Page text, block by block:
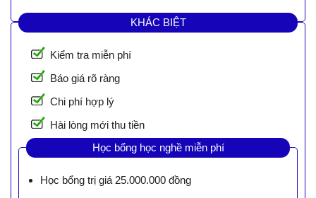
KHÁC BIỆT
Kiểm tra miễn phí
Báo giá rõ ràng
Chi phí hợp lý
Hài lòng mới thu tiền
Học bổng học nghề miễn phí
Học bổng trị giá 25.000.000 đồng